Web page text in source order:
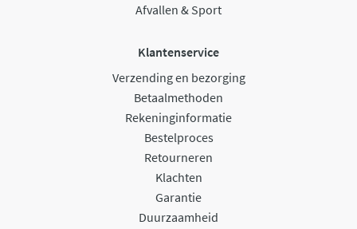
Afvallen & Sport
Klantenservice
Verzending en bezorging
Betaalmethoden
Rekeninginformatie
Bestelproces
Retourneren
Klachten
Garantie
Duurzaamheid